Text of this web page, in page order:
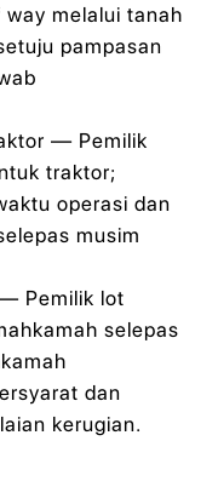
melalui tanah
pampasan
— Pemilik
traktor;
operasi dan
musim
Pemilik lot
selepas
dan
kerugian.